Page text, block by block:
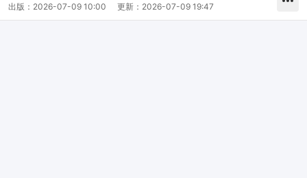
出版： 2026-07-09 10:00 更新： 2026-07-09 19:47